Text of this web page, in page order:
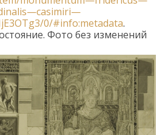
—casimiri—
3OTg3/0/#info:metadata.
Фото без изменений